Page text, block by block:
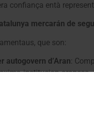
confiança entà
mercarán de
que son:
autogovern d’Aran:
institucion